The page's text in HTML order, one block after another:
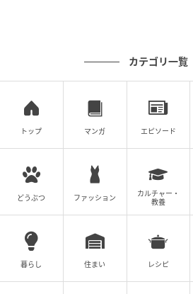
の記事をもっとみる
カテゴリ一覧
トップ マンガ エピソード
どうぶつ ファッション
カルチャー・
教養
暮らし 住まい レシピ